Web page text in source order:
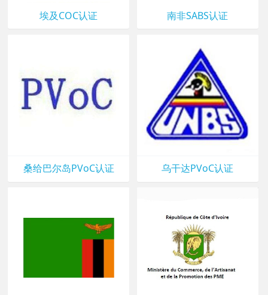
埃及COC认证 南非SABS认证
桑给巴尔岛PVoC认证 乌干达PVoC认证